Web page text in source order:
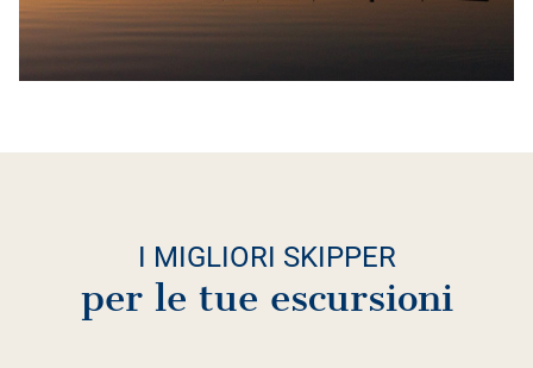
I MIGLIORI SKIPPER
per le tue escursioni